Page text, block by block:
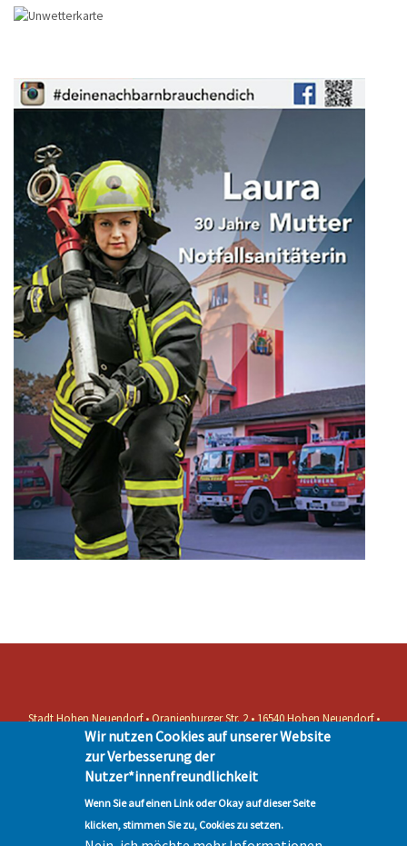
Stadt Hohen Neuendorf • Oranienburger Str. 2 • 16540 Hohen Neuendorf •
Telefon 03303-528-0
Impressum|Presse|Datenschutz| © Hohen-Neuendorf.de, Alle Rechte
vorbehalten - Vervielfältigung nur mit unserer Genehmigung
Wir nutzen Cookies auf unserer Website
zur Verbesserung der
Nutzer*innenfreundlichkeit
Wenn Sie auf einen Link oder Okay auf dieser Seite
klicken, stimmen Sie zu, Cookies zu setzen.